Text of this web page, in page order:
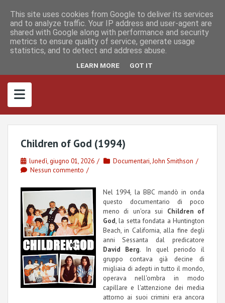
a
c
e
b
n
s
t
a
g
Children of God (1994)
lunedì, giugno 01, 2026 Documentari,John Smithson
Nessun commento
Nel 1994, la BBC mandò in onda
questo documentario di poco
meno di un'ora sui Children of
God, la setta fondata a Huntington
Beach, in California, alla fine degli
anni Sessanta dal predicatore
David Berg. In quel periodo il
gruppo contava già decine di
migliaia di adepti in tutto il mondo,
operava nell'ombra in modo
capillare e l'attenzione dei media
attorno ai suoi crimini era ancora
This site uses cookies from Google to deliver its services
and to analyze traffic. Your IP address and user-agent are
shared with Google along with performance and security
metrics to ensure quality of service, generate usage
statistics, and to detect and address abuse.
LEARN MORE GOT IT